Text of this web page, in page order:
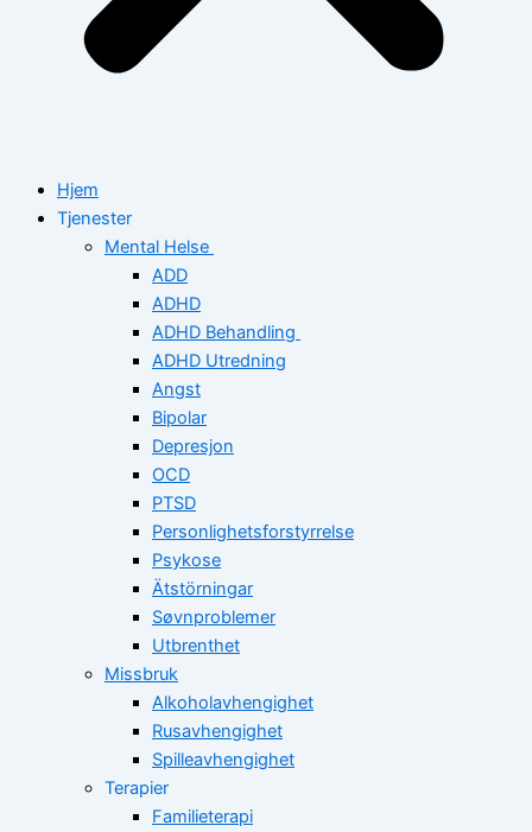
Hjem
Tjenester
Mental Helse
ADD
ADHD
ADHD Behandling
ADHD Utredning
Angst
Bipolar
Depresjon
OCD
PTSD
Personlighetsforstyrrelse
Psykose
Ätstörningar
Søvnproblemer
Utbrenthet
Missbruk
Alkoholavhengighet
Rusavhengighet
Spilleavhengighet
Terapier
Familieterapi